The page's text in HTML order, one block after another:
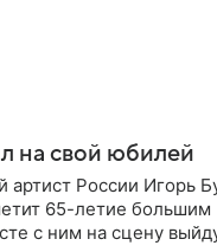
на свой юбилей
России Игорь
65-летие большим
с ним на сцену